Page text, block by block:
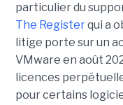
particulier du
The Registerqui a
litige porte sur un
VMware en août
licences
pour certains